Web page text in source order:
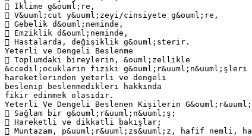
 İklime g&ouml;re,
 V&uuml;cut y&uuml;zeyi/cinsiyete g&ouml;re,
 Gebelik d&ouml;neminde,
 Emziklik d&ouml;neminde,
 Hastalarda, değişiklik g&ouml;sterir.
Yeterli ve Dengeli Beslenme
 Toplumdaki bireylerin, &ouml;zellikle
&ccedil;ocukların fiziki g&ouml;r&uuml;n&uuml;şleri
hareketlerinden yeterli ve dengeli
beslenip beslenmedikleri hakkında
fikir edinmek olasıdır.
Yeterli Ve Dengeli Beslenen Kişilerin
 Sağlam bir g&ouml;r&uuml;n&uuml;ş;
 Hareketli ve dikkatli bakışlar;
 Muntazam, p&uuml;r&uuml;zs&uuml;z, hafif